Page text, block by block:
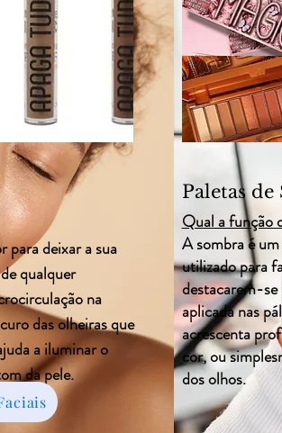
para deixar a sua
qualquer
na
das olheiras que
a iluminar o
da pele.
Paletas de
Qual a função
A sombra é
utilizado para
destacarem-se
aplicada nas
acrescenta
cor, ou
dos olhos.